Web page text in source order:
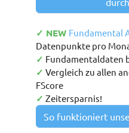
✓ NEW Fundamental
Datenpunkte pro
✓ Fundamentaldaten
✓ Vergleich zu allen
FScore
✓ Zeitersparnis!
So funktioniert